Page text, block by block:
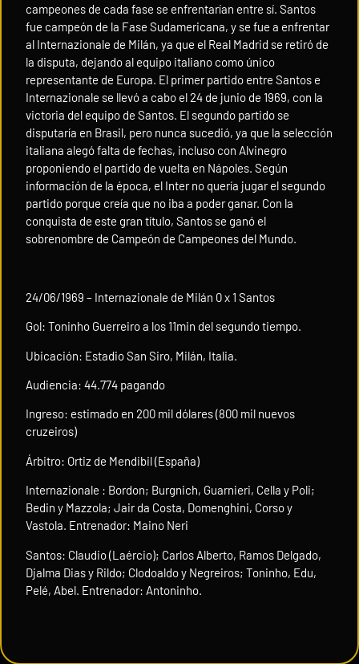
campeones de cada fase se enfrentarían entre sí. Santos
fue campeón de la Fase Sudamericana, y se fue a enfrentar
al Internazionale de Milán, ya que el Real Madrid se retiró de
la disputa, dejando al equipo italiano como único
representante de Europa. El primer partido entre Santos e
Internazionale se llevó a cabo el 24 de junio de 1969, con la
victoria del equipo de Santos. El segundo partido se
disputaría en Brasil, pero nunca sucedió, ya que la selección
italiana alegó falta de fechas, incluso con Alvinegro
proponiendo el partido de vuelta en Nápoles. Según
información de la época, el Inter no quería jugar el segundo
partido porque creía que no iba a poder ganar. Con la
conquista de este gran título, Santos se ganó el
sobrenombre de Campeón de Campeones del Mundo.
24/06/1969 – Internazionale de Milán 0 x 1 Santos
Gol: Toninho Guerreiro a los 11min del segundo tiempo.
Ubicación: Estadio San Siro, Milán, Italia.
Audiencia: 44.774 pagando
Ingreso: estimado en 200 mil dólares (800 mil nuevos
cruzeiros)
Árbitro: Ortiz de Mendibil (España)
Internazionale : Bordon; Burgnich, Guarnieri, Cella y Poli;
Bedin y Mazzola; Jair da Costa, Domenghini, Corso y
Vastola. Entrenador: Maino Neri
Santos: Claudio (Laércio); Carlos Alberto, Ramos Delgado,
Djalma Dias y Rildo; Clodoaldo y Negreiros; Toninho, Edu,
Pelé, Abel. Entrenador: Antoninho.